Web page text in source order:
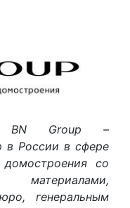
BN Group –
в России в сфере
домостроения со
материалами,
генеральным